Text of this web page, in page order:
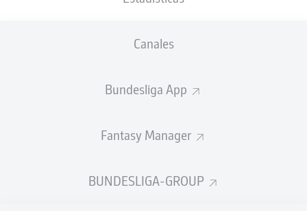
Canales
Bundesliga App
Fantasy Manager
BUNDESLIGA-GROUP